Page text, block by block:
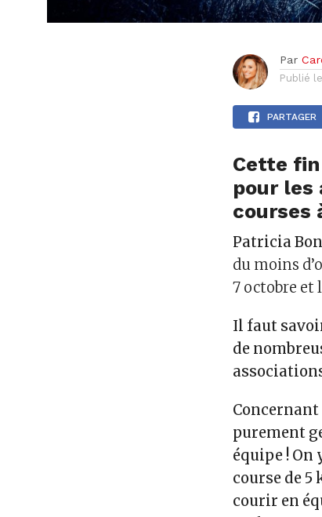
Par
Publié le
PARTAGER
Cette fin
pour les
courses
Patricia
du moins
7 octobre et
Il faut
de
Concernant
purement
équipe ! On
course de 5
courir en